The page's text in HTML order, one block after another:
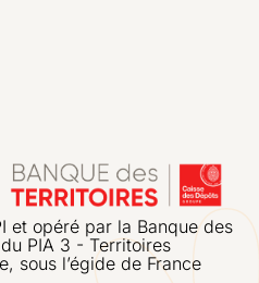
et opéré par la Banque des
PIA 3 - Territoires
sous l’égide de France